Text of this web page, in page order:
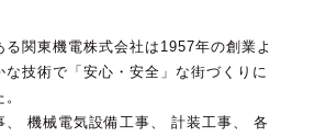
る関東機電株式会社は1957年の創業よ
な技術で「安心・安全」な街づくりに
、 機械電気設備工事、 計装工事、 各